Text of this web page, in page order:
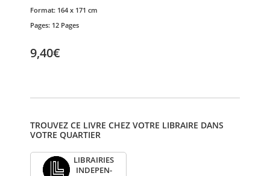
Format: 164 x 171 cm
Pages: 12 Pages
9,40€
TROUVEZ CE LIVRE CHEZ VOTRE LIBRAIRE DANS
VOTRE QUARTIER
LIBRAI­RIES
INDE­PEN­